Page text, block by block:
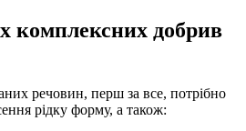
комплексних добрив
речовин, перш за все, потрібно
рідку форму, а також: